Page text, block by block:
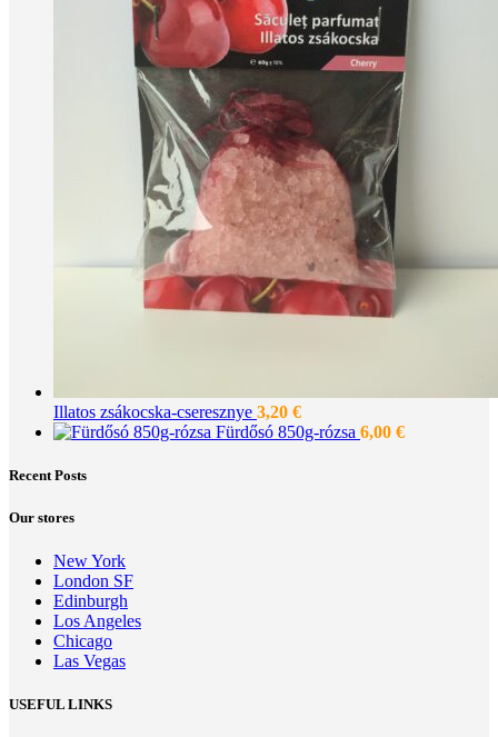
Illatos zsákocska-cseresznye 3,20 €
Fürdősó 850g-rózsa 6,00 €
Recent Posts
Our stores
New York
London SF
Edinburgh
Los Angeles
Chicago
Las Vegas
USEFUL LINKS